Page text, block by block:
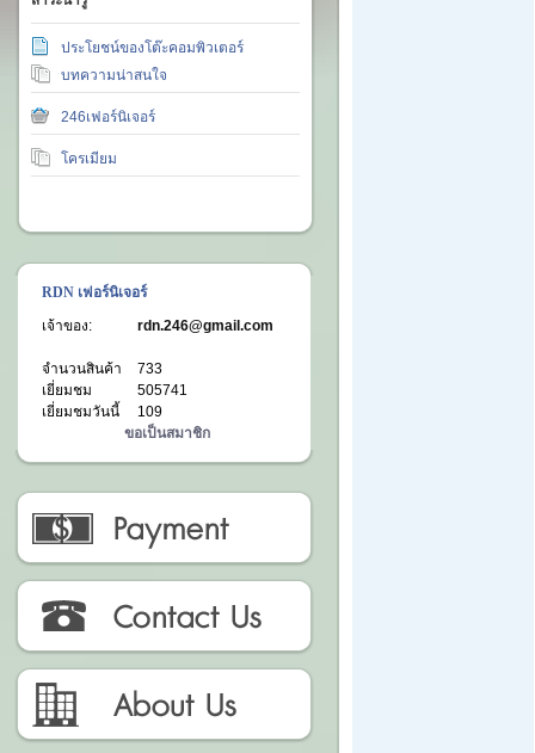
ประโยชน์ของโต๊ะคอมพิวเตอร์
บทความน่าสนใจ
246เฟอร์นิเจอร์
โครเมียม
RDN เฟอร์นิเจอร์
เจ้าของ:
rdn.246@gmail.com
จำนวนสินค้า
733
เยี่ยมชม
505741
เยี่ยมชมวันนี้
109
ขอเป็นสมาชิก